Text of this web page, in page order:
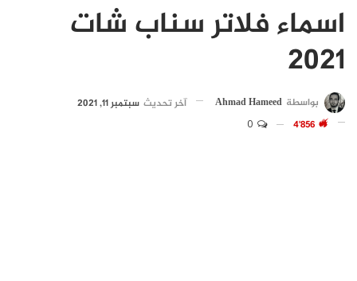
اسماء فلاتر سناب شات
2021
بواسطة Ahmad Hameed آخر تحديث سبتمبر 11, 2021